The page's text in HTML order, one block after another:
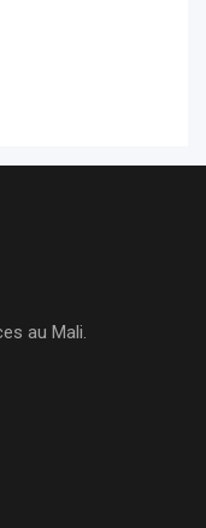
au Mali.